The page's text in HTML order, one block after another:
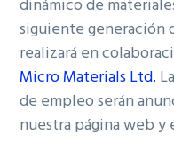
dinámico de
siguiente generación
realizará en
Micro Materials Ltd.
de empleo serán
nuestra página web